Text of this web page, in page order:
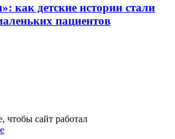
как детские истории стали
пациентов
чтобы сайт работал